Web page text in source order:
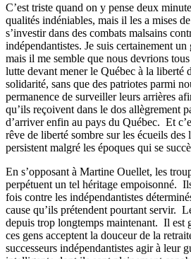
C’est triste quand on y pense deux
qualités indéniables, mais il les a mises
s’investir dans des combats malsains
indépendantistes. Je suis certainement
mais il me semble que nous devrions
lutte devant mener le Québec à la liberté
solidarité, sans que des patriotes parmi
permanence de surveiller leurs arrières
qu’ils reçoivent dans le dos allègrement
d’arriver enfin au pays du Québec. Et
rêve de liberté sombre sur les écueils
persistent malgré les époques qui se
En s’opposant à Martine Ouellet, les
perpétuent un tel héritage empoisonné.
fois contre les indépendantistes
cause qu’ils prétendent pourtant servir.
depuis trop longtemps maintenant. Il est
ces gens acceptent la douceur de la
successeurs indépendantistes agir à leur